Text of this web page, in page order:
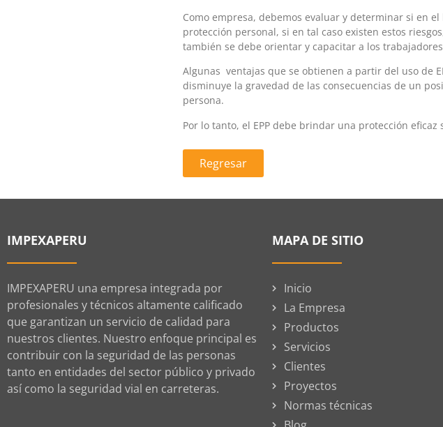
Como empresa, debemos evaluar y determinar si en
protección personal, si en tal caso existen estos
también se debe orientar y capacitar a los
Algunas ventajas que se obtienen a partir del uso de
disminuye la gravedad de las consecuencias de un
persona.
Por lo tanto, el EPP debe brindar una protección
Regresar
IMPEXAPERU
IMPEXAPERU una empresa integrada por
profesionales y técnicos altamente calificado
que garantizan un servicio de calidad para
nuestros clientes. Nuestro enfoque principal es
contribuir con la seguridad de las personas
tanto en entidades del sector público y privado
así como la seguridad vial en carreteras.
MAPA DE SITIO
Inicio
La Empresa
Productos
Servicios
Clientes
Proyectos
Normas técnicas